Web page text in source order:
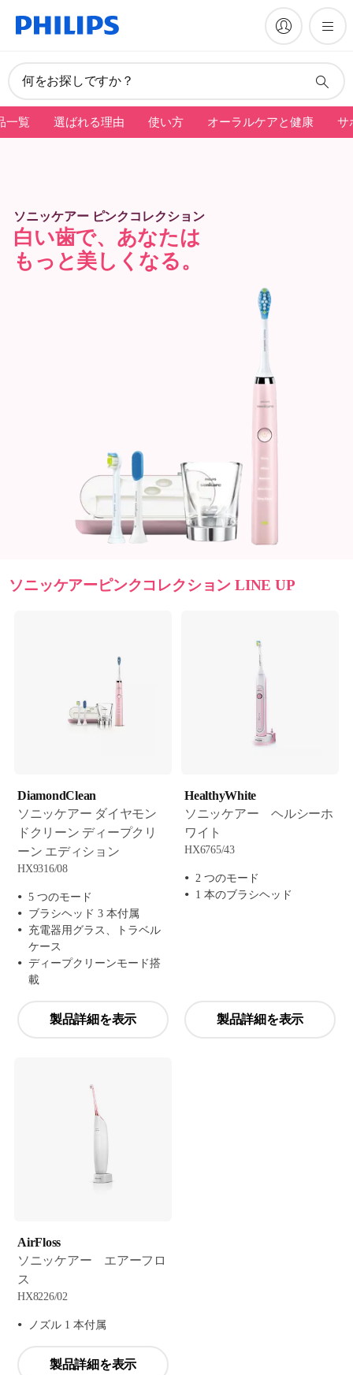
何をお探しですか？
一覧 選ばれる理由 使い方 オーラルケアと健康 サ
ソニッケアー ピンクコレクション
白い歯で、あなたは
もっと美しくなる。
ソニッケアーピンクコレクション LINE UP
DiamondClean
ソニッケアー ダイヤモン
ドクリーン ディープクリ
ーン エディション
HX9316/08
5 つのモード
ブラシヘッド 3 本付属
充電器用グラス、トラベル
ケース
ディープクリーンモード搭
載
製品詳細を表示
HealthyWhite
ソニッケアー ヘルシーホ
ワイト
HX6765/43
2 つのモード
1 本のブラシヘッド
製品詳細を表示
AirFloss
ソニッケアー エアーフロ
ス
HX8226/02
ノズル 1 本付属
製品詳細を表示